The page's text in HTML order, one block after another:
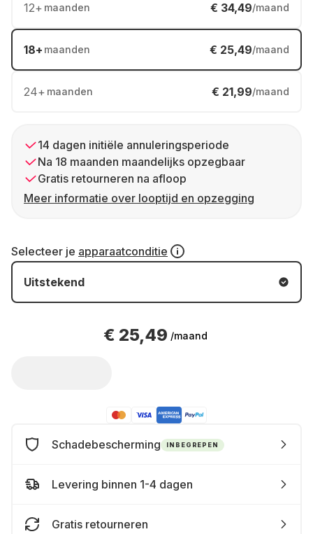
12+ maanden € 34,49/maand
18+ maanden € 25,49/maand
24+ maanden € 21,99/maand
14 dagen initiële annuleringsperiode
Na 18 maanden maandelijks opzegbaar
Gratis retourneren na afloop
Meer informatie over looptijd en opzegging
Selecteer je apparaatconditie
Uitstekend
€ 25,49 /maand
Schadebescherming INBEGREPEN
Levering binnen 1-4 dagen
Gratis retourneren